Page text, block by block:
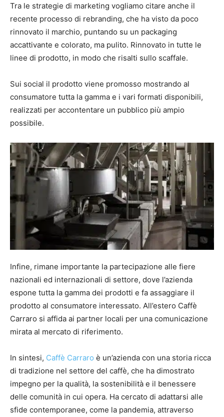
Tra le strategie di marketing vogliamo citare anche il
recente processo di rebranding, che ha visto da poco
rinnovato il marchio, puntando su un packaging
accattivante e colorato, ma pulito. Rinnovato in tutte le
linee di prodotto, in modo che risalti sullo scaffale.
Sui social il prodotto viene promosso mostrando al
consumatore tutta la gamma e i vari formati disponibili,
realizzati per accontentare un pubblico più ampio
possibile.
Infine, rimane importante la partecipazione alle fiere
nazionali ed internazionali di settore, dove l’azienda
espone tutta la gamma dei prodotti e fa assaggiare il
prodotto al consumatore interessato. All’estero Caffè
Carraro si affida ai partner locali per una comunicazione
mirata al mercato di riferimento.
In sintesi, Caffè Carraro è un’azienda con una storia ricca
di tradizione nel settore del caffè, che ha dimostrato
impegno per la qualità, la sostenibilità e il benessere
delle comunità in cui opera. Ha cercato di adattarsi alle
sfide contemporanee, come la pandemia, attraverso